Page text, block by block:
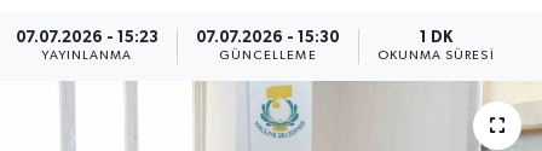
07.07.2026 - 15:23
YAYINLANMA
07.07.2026 - 15:30
GÜNCELLEME
1 DK
OKUNMA SÜRESI
Siyaset